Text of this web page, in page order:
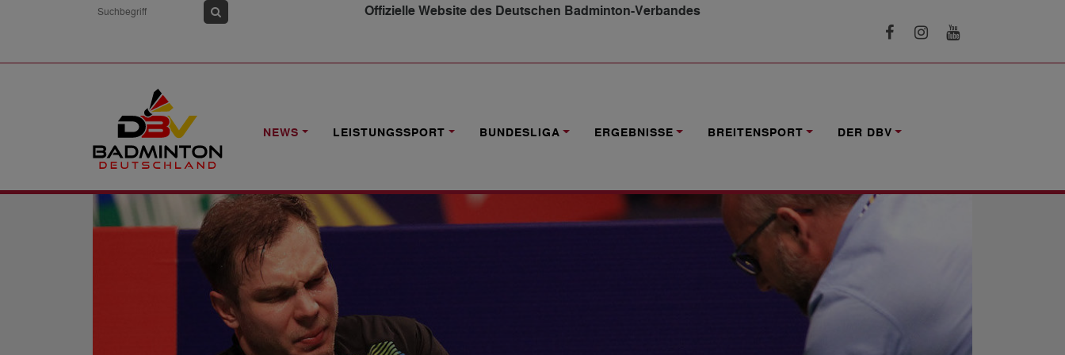
Offizielle Website des Deutschen Badminton-Verbandes
NEWS LEISTUNGSSPORT BUNDESLIGA ERGEBNISSE BREITENSPORT DER DBV
NEWS